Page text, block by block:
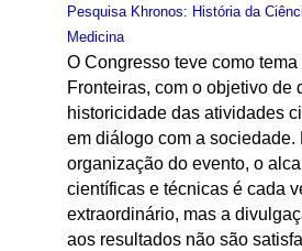
Pesquisa Khronos: História da
Medicina
O Congresso teve como
Fronteiras, com o objetivo de
historicidade das atividades
em diálogo com a sociedade.
organização do evento, o
científicas e técnicas é cada
extraordinário, mas a
aos resultados não são